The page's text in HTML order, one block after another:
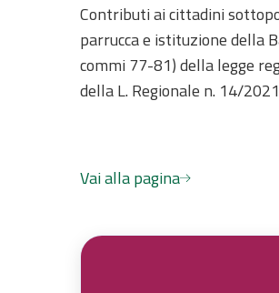
Contributi ai cittadini
parrucca e istituzione della
commi 77-81) della legge
della L. Regionale n. 14/
Vai alla pagina